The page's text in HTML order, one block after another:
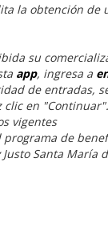
la obtención
su
app, ingresa a
de
clic en
vigentes
de
Santa María